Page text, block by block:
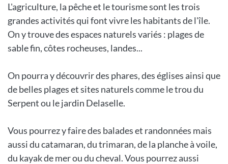
L'agriculture, la pêche et le tourisme sont les trois
grandes activités qui font vivre les habitants de l'île.
On y trouve des espaces naturels variés : plages de
sable fin, côtes rocheuses, landes...
On pourra y découvrir des phares, des églises ainsi que
de belles plages et sites naturels comme le trou du
Serpent ou le jardin Delaselle.
Vous pourrez y faire des balades et randonnées mais
aussi du catamaran, du trimaran, de la planche à voile,
du kayak de mer ou du cheval. Vous pourrez aussi